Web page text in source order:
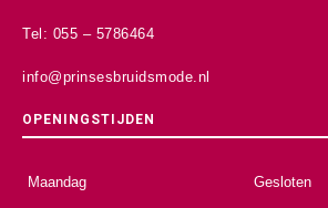
Tel: 055 – 5786464
info@prinsesbruidsmode.nl
OPENINGSTIJDEN
Maandag Gesloten